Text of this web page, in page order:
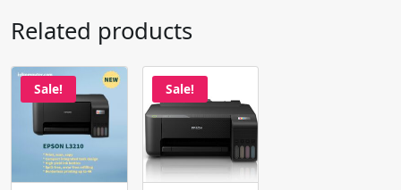
Related products
Sale! Sale!